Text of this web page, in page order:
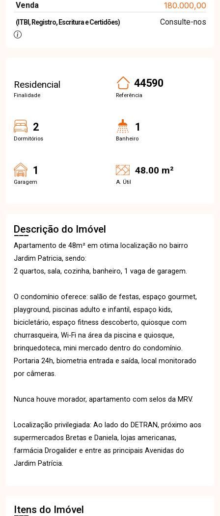
Venda
180.000,00
(ITBI, Registro, Escritura e Certidões) Consulte-nos
Residencial
Finalidade
44590
Referência
2
Dormitórios
1
Banheiro
1
Garagem
48.00 m²
A. Útil
Descrição do Imóvel
Apartamento de 48m² em otima localização no bairro
Jardim Patricia, sendo:
2 quartos, sala, cozinha, banheiro, 1 vaga de garagem.
O condomínio oferece: salão de festas, espaço gourmet,
playground, piscinas adulto e infantil, espaço kids,
bicicletário, espaço fitness descoberto, quiosque com
churrasqueira, Wi-Fi na área da piscina e quiosque,
brinquedoteca, mini mercado dentro do condomínio.
Portaria 24h, biometria entrada e saída, local monitorado
por câmeras.
Nunca houve morador, apartamento com selos da MRV.
Localização privilegiada: Ao lado do DETRAN, próximo aos
supermercados Bretas e Daniela, lojas americanas,
farmácia Drogalider e entre as principais Avenidas do
Jardim Patrícia.
Itens do Imóvel